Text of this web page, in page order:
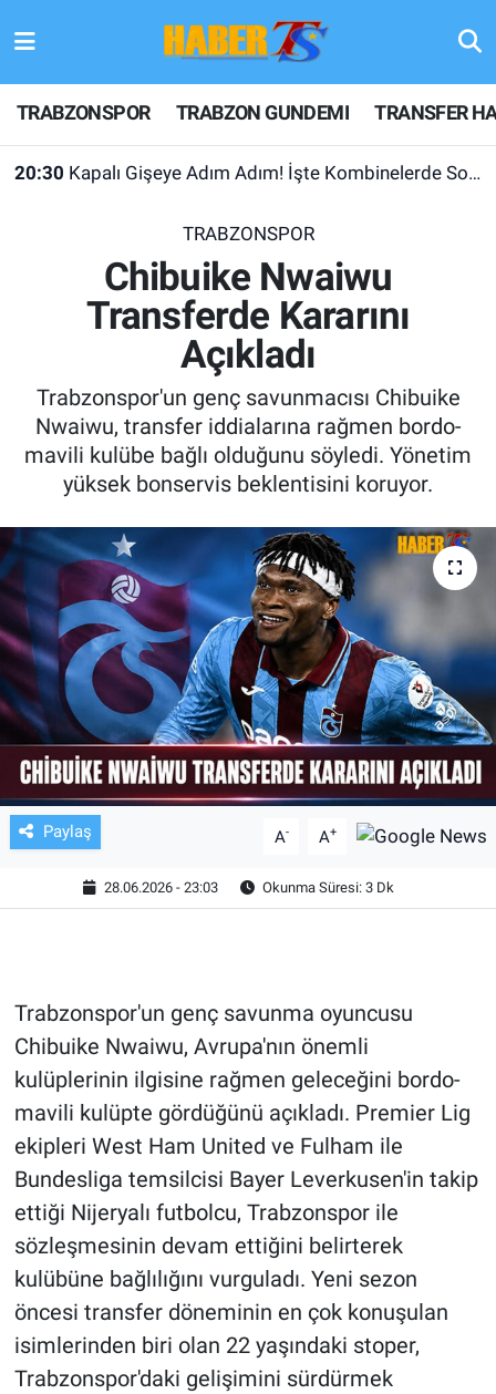
TRABZONSPOR TRABZON GUNDEMI TRANSFER
20:30 Kapalı Gişeye Adım Adım! İşte Kombinelerde Son Durum
TRABZONSPOR
Chibuike Nwaiwu
Transferde Kararını
Açıkladı
Trabzonspor'un genç savunmacısı Chibuike
Nwaiwu, transfer iddialarına rağmen bordo-
mavili kulübe bağlı olduğunu söyledi. Yönetim
yüksek bonservis beklentisini koruyor.
Paylaş A- A+
28.06.2026 - 23:03 Okunma Süresi: 3 Dk
Trabzonspor'un genç savunma oyuncusu
Chibuike Nwaiwu, Avrupa'nın önemli
kulüplerinin ilgisine rağmen geleceğini bordo-
mavili kulüpte gördüğünü açıkladı. Premier Lig
ekipleri West Ham United ve Fulham ile
Bundesliga temsilcisi Bayer Leverkusen'in takip
ettiği Nijeryalı futbolcu, Trabzonspor ile
sözleşmesinin devam ettiğini belirterek
kulübüne bağlılığını vurguladı. Yeni sezon
öncesi transfer döneminin en çok konuşulan
isimlerinden biri olan 22 yaşındaki stoper,
Trabzonspor'daki gelişimini sürdürmek
TRABZONSPOR
TRABZON GUNDEMI
KULİS MEYDANI
1461 TRABZON
FUTBOL
ALT LIGLER
TV VE SİNEMA
BASKETBOL
SAĞLIK
GENEL
KÜLTÜR SANAT
ASAYİŞ
EKONOMİ
HABERDE İNSAN
POLİTİKA
SPOR
MAGAZİN
Bilim, Teknoloji
Hava Durumu
Trafik Durumu
Son Dakika Haberleri